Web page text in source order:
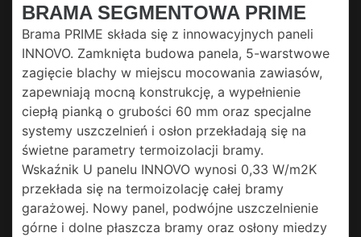
BRAMA SEGMENTOWA PRIME
Brama PRIME składa się z innowacyjnych paneli
INNOVO. Zamknięta budowa panela, 5-warstwowe
zagięcie blachy w miejscu mocowania zawiasów,
zapewniają mocną konstrukcję, a wypełnienie
ciepłą pianką o grubości 60 mm oraz specjalne
systemy uszczelnień i osłon przekładają się na
świetne parametry termoizolacji bramy.
Wskaźnik U panelu INNOVO wynosi 0,33 W/m2K
przekłada się na termoizolację całej bramy
garażowej. Nowy panel, podwójne uszczelnienie
górne i dolne płaszcza bramy oraz osłony miedzy